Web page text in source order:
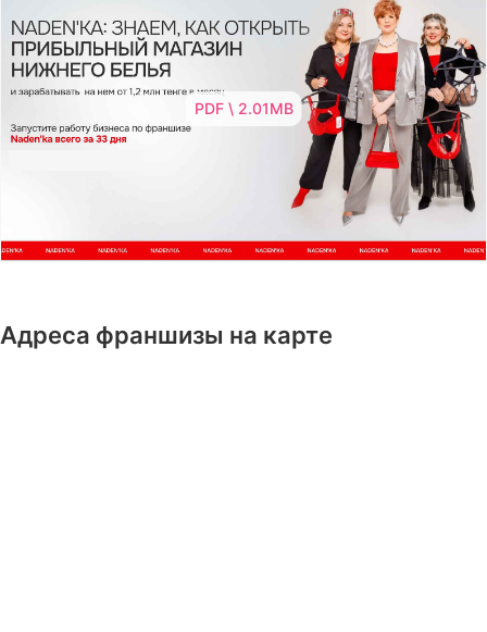
PDF \ 2.01MB
Адреса франшизы на карте